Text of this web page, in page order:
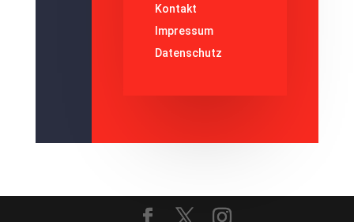
Kontakt
Impressum
Datenschutz